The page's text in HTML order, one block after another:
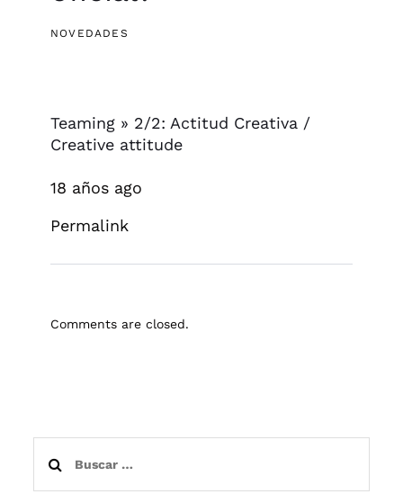
NOVEDADES
Teaming » 2/2: Actitud Creativa /
Creative attitude
18 años ago
Permalink
Comments are closed.